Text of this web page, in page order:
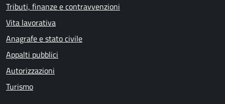
Tributi, finanze e contravvenzioni
Vita lavorativa
Anagrafe e stato civile
Appalti pubblici
Autorizzazioni
Turismo